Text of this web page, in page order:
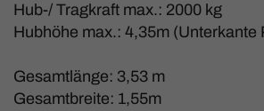
Hub-/ Tragkraft max.: 2000 kg
Hubhöhe max.: 4,35m (Unterkante
Gesamtlänge: 3,53 m
Gesamtbreite: 1,55m